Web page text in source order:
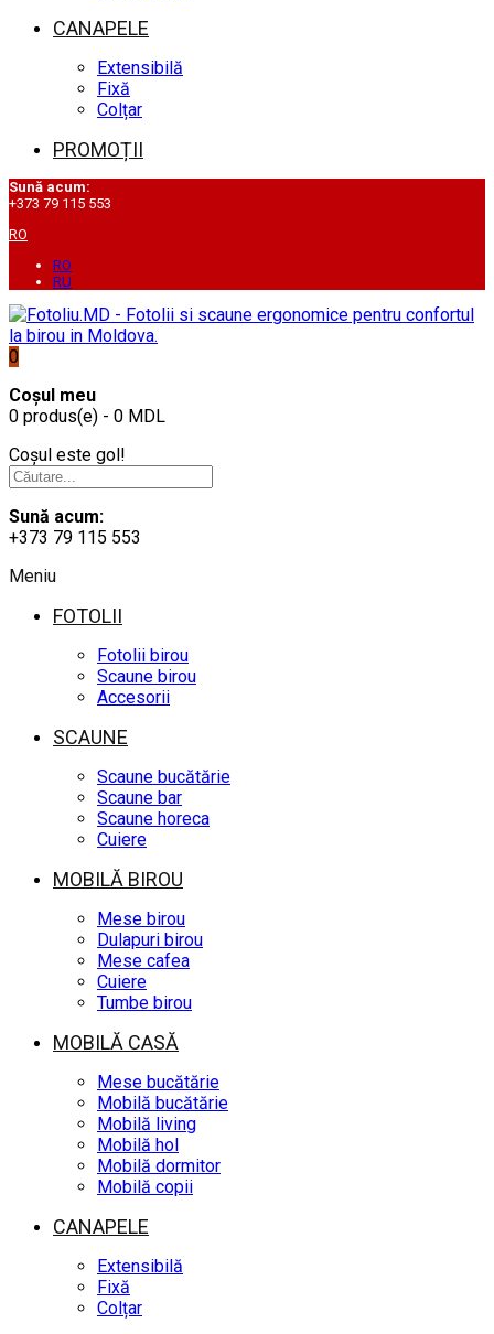
CANAPELE
Extensibilă
Fixă
Colțar
PROMOȚII
Sună acum:
+373 79 115 553
RO
RO
RU
0
Coșul meu
0 produs(e) - 0 MDL
Coșul este gol!
Sună acum:
+373 79 115 553
Meniu
FOTOLII
Fotolii birou
Scaune birou
Accesorii
SCAUNE
Scaune bucătărie
Scaune bar
Scaune horeca
Cuiere
MOBILĂ BIROU
Mese birou
Dulapuri birou
Mese cafea
Cuiere
Tumbe birou
MOBILĂ CASĂ
Mese bucătărie
Mobilă bucătărie
Mobilă living
Mobilă hol
Mobilă dormitor
Mobilă copii
CANAPELE
Extensibilă
Fixă
Colțar